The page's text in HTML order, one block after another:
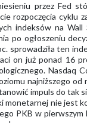
przez Fed
rozpoczęcia cyklu
indeksów na
po ogłoszeniu
sprowadziła ten
on już ponad 16
Nasdaq
najniższego
impuls do tak
monetarnej nie jest
PKB w